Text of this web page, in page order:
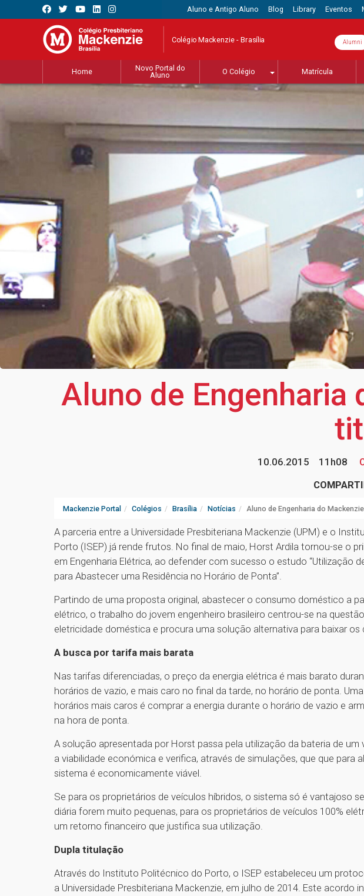
Aluno e Antigo Aluno Blog Library Eventos
Colégio Mackenzie - Brasília Alumni
Home
Novo Portal do
Aluno
O Colégio Matrícula
Aluno de
10.06.2015 11h08
Mackenzie Portal Colégios Brasília Notícias Aluno de Engenharia do
A parceria entre a Universidade Presbiteriana Mackenzie (UPM) e o
Porto (ISEP) já rende frutos. No final de maio, Horst Ardila tornou-se o
em Engenharia Elétrica, ao defender com sucesso o estudo “Utilização
para Abastecer uma Residência no Horário de Ponta”.
Partindo de uma proposta original, abastecer o consumo doméstico a
elétrico, o trabalho do jovem engenheiro brasileiro centrou-se na
eletricidade doméstica e procura uma solução alternativa para baixar
A busca por tarifa mais barata
Nas tarifas diferenciadas, o preço da energia elétrica é mais barato
horários de vazio, e mais caro no final da tarde, no horário de ponta.
horários mais caros é comprar a energia durante o horário de vazio e
na hora de ponta.
A solução apresentada por Horst passa pela utilização da bateria de um
a viabilidade económica e verifica, através de simulações, que que para
sistema é economicamente viável.
Se para os proprietários de veículos híbridos, o sistema só é vantajoso
diária forem muito pequenas, para os proprietários de veículos 100%
um retorno financeiro que justifica sua utilização.
Dupla titulação
Através do Instituto Politécnico do Porto, o ISEP estabeleceu um
a Universidade Presbiteriana Mackenzie, em julho de 2014. Este acordo